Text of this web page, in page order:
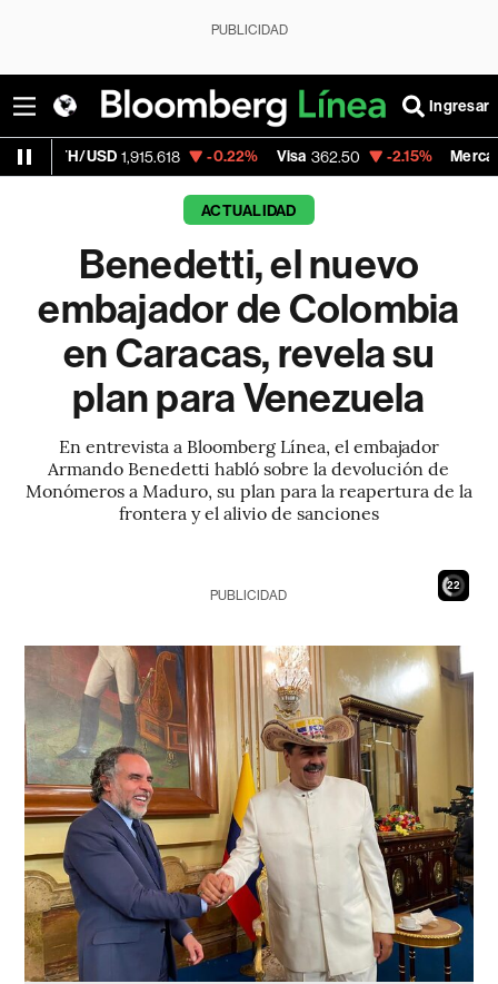
PUBLICIDAD
Ingresar
-0.22% Visa 362.50 -2.15% MercadoLibre 1,821.795
ACTUALIDAD
Benedetti, el nuevo
embajador de Colombia
en Caracas, revela su
plan para Venezuela
En entrevista a Bloomberg Línea, el embajador
Armando Benedetti habló sobre la devolución de
Monómeros a Maduro, su plan para la reapertura de la
frontera y el alivio de sanciones
20
PUBLICIDAD